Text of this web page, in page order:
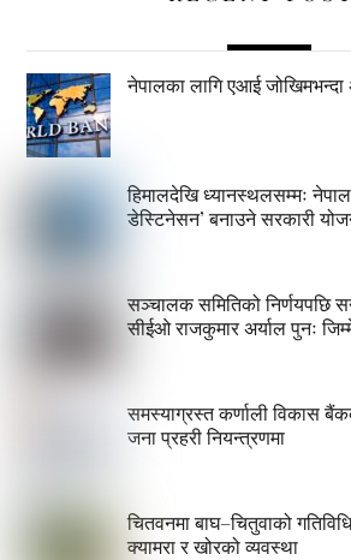
नेपालका लागि एआई
हिमालदेखि ध्यानस्थलसम्मः
डेस्टिनेसन’ बनाउने सरकारी
सञ्चालक समितिको निर्णयपछि
सीईओ राजकुमार अर्याल पुनः
समस्याग्रस्त कर्णाली विकास
जना प्रहरी नियन्त्रणमा
चितवनमा बाघ–चितुवाको
क्यामरा र खोरको व्यवस्था